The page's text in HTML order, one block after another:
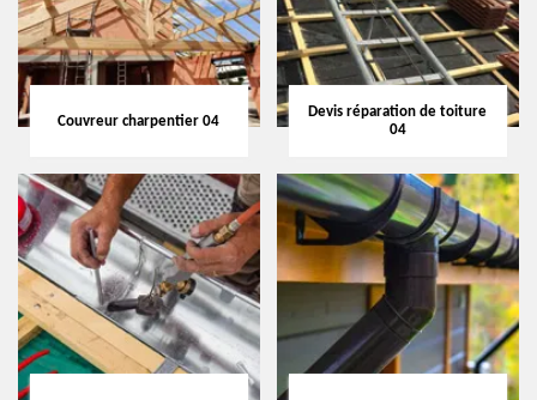
Couvreur charpentier 04
Devis réparation de toiture
04